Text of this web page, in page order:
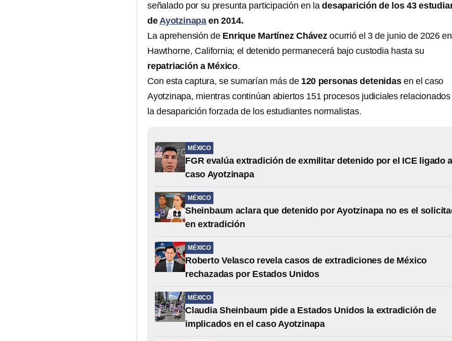
señalado por su presunta participación en ladesaparición de los 43
deAyotzinapa en 2014.
La aprehensión de Enrique Martínez Chávezocurrió el 3 de junio de 2026 en
Hawthorne, California; el detenido permanecerá bajo custodia hasta su
repatriación a México.
Con esta captura, se sumarían más de120 personas detenidasen el caso
Ayotzinapa, mientras continúan abiertos 151 procesos judiciales
la desaparición forzada de los estudiantes normalistas.
MÉXICO
FGR evalúa extradición de exmilitar detenido por el ICE ligado
caso Ayotzinapa
MÉXICO
Sheinbaum aclara que detenido por Ayotzinapa no es el
en extradición
MÉXICO
Roberto Velasco revela casos de extradiciones de México
rechazadas por Estados Unidos
MÉXICO
Claudia Sheinbaum pide a Estados Unidos la extradición de
implicados en el caso Ayotzinapa